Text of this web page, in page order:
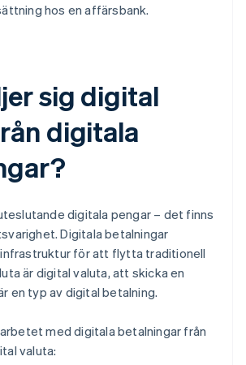
hos en affärsbank.
sig digital
digitala
digitala pengar – det finns
Digitala betalningar
för att flytta traditionell
är digital valuta, att skicka en
en typ av digital betalning.
med digitala betalningar från
valuta: